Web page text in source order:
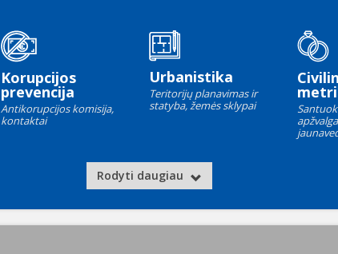
Korupcijos
prevencija
Antikorupcijos komisija,
kontaktai
Urbanistika
Teritorijų planavimas ir
statyba, žemės sklypai
Rodyti daugiau